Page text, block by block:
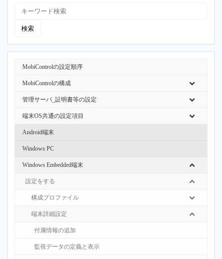
MobiControlの設定順序
MobiControlの構成
管理サーバ_証明書等の設定
端末OS共通の設定項目
Android端末
Windows PC
Windows Embedded端末
設定をする
構成プロファイル
端末詳細設定
付属情報の追加
監視データの定義と表示